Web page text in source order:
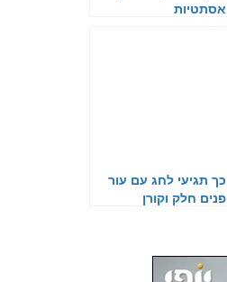
אסתטיות
כך תגיעי לחג עם עור
פנים חלק וקורן